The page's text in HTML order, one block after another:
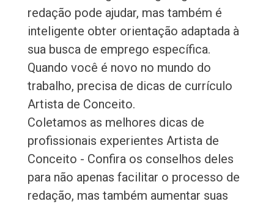
redação pode ajudar, mas também é
inteligente obter orientação adaptada à
sua busca de emprego específica.
Quando você é novo no mundo do
trabalho, precisa de dicas de currículo
Artista de Conceito.
Coletamos as melhores dicas de
profissionais experientes Artista de
Conceito - Confira os conselhos deles
para não apenas facilitar o processo de
redação, mas também aumentar suas